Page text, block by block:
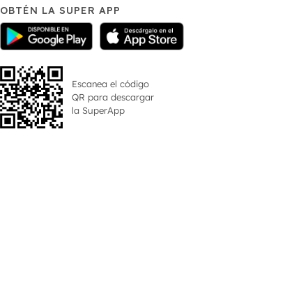
OBTÉN LA SUPER APP
Escanea el código
QR para descargar
la SuperApp